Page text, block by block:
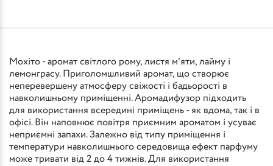
Мохіто - аромат світлого рому, листя м'яти, лайму і
лемонграсу. Приголомшливий аромат, що створює
неперевершену атмосферу свіжості і бадьорості в
навколишньому приміщенні. Аромадифузор підходить
для використання всередині приміщень - як вдома, так і в
офісі. Він наповнює повітря приємним ароматом і усуває
неприємні запахи. Залежно від типу приміщення і
температури навколишнього середовища ефект парфуму
може тривати від 2 до 4 тижнів. Для використання